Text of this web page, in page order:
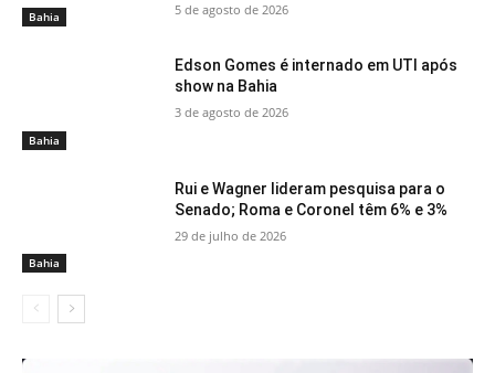
Bahia 5 de agosto de 2026
Bahia
Edson Gomes é internado em UTI após
show na Bahia
3 de agosto de 2026
Bahia
Rui e Wagner lideram pesquisa para o
Senado; Roma e Coronel têm 6% e 3%
29 de julho de 2026